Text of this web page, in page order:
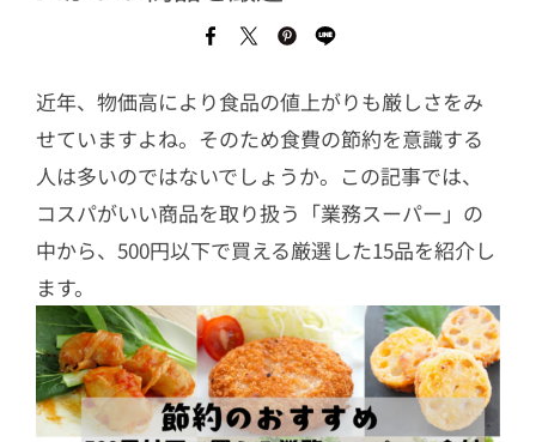
近年、物価高により食品の値上がりも厳しさをみ
せていますよね。そのため食費の節約を意識する
人は多いのではないでしょうか。この記事では、
コスパがいい商品を取り扱う「業務スーパー」の
中から、500円以下で買える厳選した15品を紹介し
ます。